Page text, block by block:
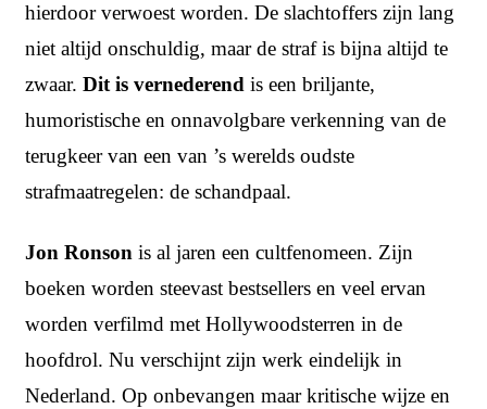
hierdoor verwoest worden. De slachtoffers zijn lang
niet altijd onschuldig, maar de straf is bijna altijd te
zwaar. Dit is vernederend is een briljante,
humoristische en onnavolgbare verkenning van de
terugkeer van een van ’s werelds oudste
strafmaatregelen: de schandpaal.
Jon Ronson is al jaren een cultfenomeen. Zijn
boeken worden steevast bestsellers en veel ervan
worden verfilmd met Hollywoodsterren in de
hoofdrol. Nu verschijnt zijn werk eindelijk in
Nederland. Op onbevangen maar kritische wijze en